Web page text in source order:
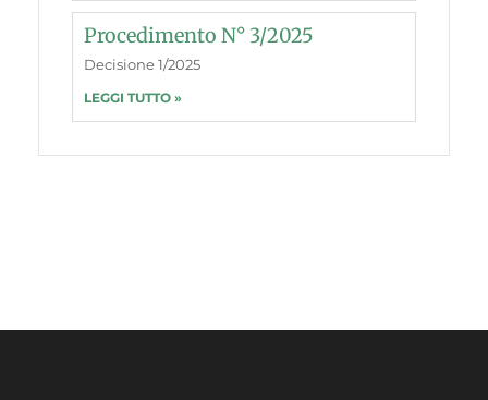
Procedimento N° 3/2025
Decisione 1/2025
LEGGI TUTTO »